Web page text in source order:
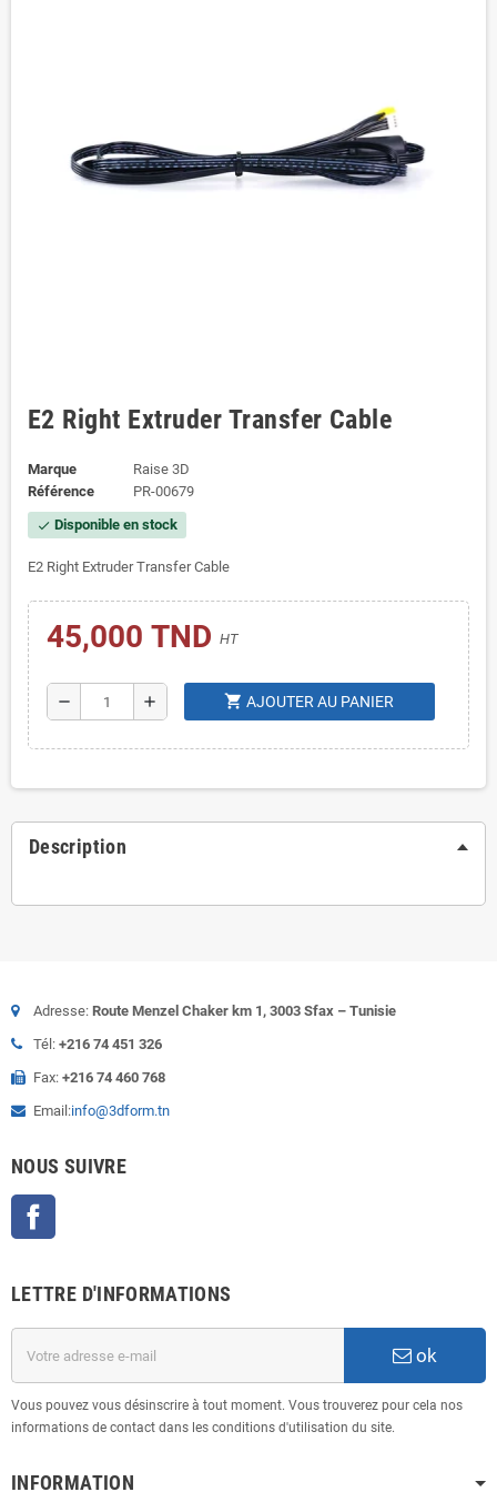
E2 Right Extruder Transfer Cable
Marque
Raise 3D
Référence
PR-00679
check Disponible en stock
E2 Right Extruder Transfer Cable
45,000 TND HT
remove add shopping_cart AJOUTER AU PANIER
Description
Adresse: Route Menzel Chaker km 1, 3003 Sfax – Tunisie
Tél: +216 74 451 326
Fax: +216 74 460 768
Email:info@3dform.tn
NOUS SUIVRE
LETTRE D'INFORMATIONS
ok
Vous pouvez vous désinscrire à tout moment. Vous trouverez pour cela nos
informations de contact dans les conditions d'utilisation du site.
INFORMATION